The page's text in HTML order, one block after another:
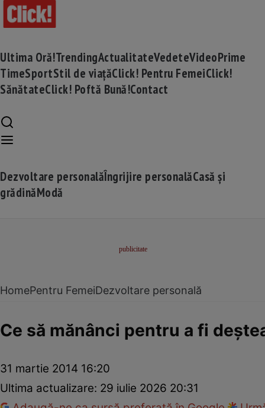
Ultima Oră!TrendingActualitateVedeteVideoPrime
TimeSportStil de viațăClick! Pentru FemeiClick!
SănătateClick! Poftă Bună!Contact
Dezvoltare personalăÎngrijire personalăCasă și
grădinăModă
HomePentru FemeiDezvoltare personală
Ce să mănânci pentru a fi
31 martie 2014 16:20
Ultima actualizare: 29 iulie 2026 20:31